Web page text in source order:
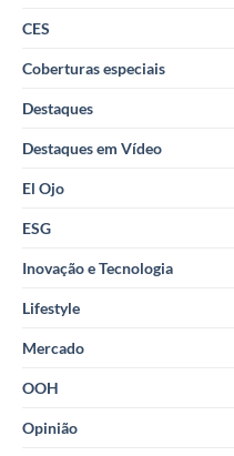
CES
Coberturas especiais
Destaques
Destaques em Vídeo
El Ojo
ESG
Inovação e Tecnologia
Lifestyle
Mercado
OOH
Opinião